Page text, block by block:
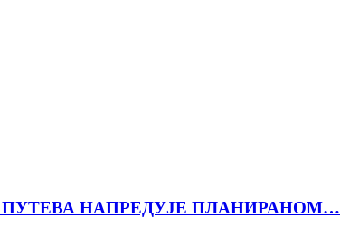
НАПРЕДУЈЕ ПЛАНИРАНОМ…